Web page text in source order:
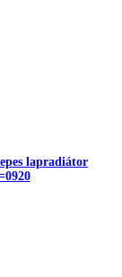
lapradiátor